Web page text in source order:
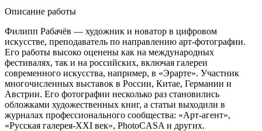
Описание работы
Филипп Рабачёв — художник и новатор в цифровом
искусстве, преподаватель по направлению арт-фотографии.
Его работы высоко оценены как на международных
фестивалях, так и на российских, включая галереи
современного искусства, например, в «Эрарте». Участник
многочисленных выставок в России, Китае, Германии и
Австрии. Его фотографии несколько раз становились
обложками художественных книг, а статьи выходили в
журналах профессионального сообщества: «Арт-агент»,
«Русская галерея-XXI век», PhotoCASA и других.